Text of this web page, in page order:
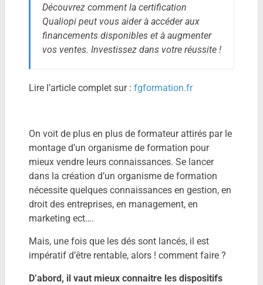
Découvrez comment la certification
Qualiopi peut vous aider à accéder aux
financements disponibles et à augmenter
vos ventes. Investissez dans votre réussite !
Lire l’article complet sur : fgformation.fr
On voit de plus en plus de formateur attirés par le
montage d’un organisme de formation pour
mieux vendre leurs connaissances. Se lancer
dans la création d’un organisme de formation
nécessite quelques connaissances en gestion, en
droit des entreprises, en management, en
marketing ect….
Mais, une fois que les dés sont lancés, il est
impératif d’être rentable, alors ! comment faire ?
D’abord, il vaut mieux connaitre les dispositifs